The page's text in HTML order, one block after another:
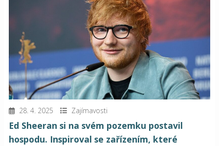
28. 4. 2025 Zajímavosti
Ed Sheeran si na svém pozemku postavil
hospodu. Inspiroval se zařízením, které